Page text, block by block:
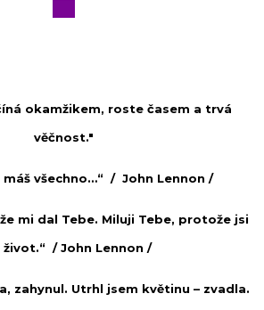
okamžikem, roste časem a trvá
věčnost."
máš všechno…“ / John Lennon /
mi dal Tebe. Miluji Tebe, protože jsi
život.“ /John Lennon /
zahynul. Utrhl jsem květinu – zvadla.